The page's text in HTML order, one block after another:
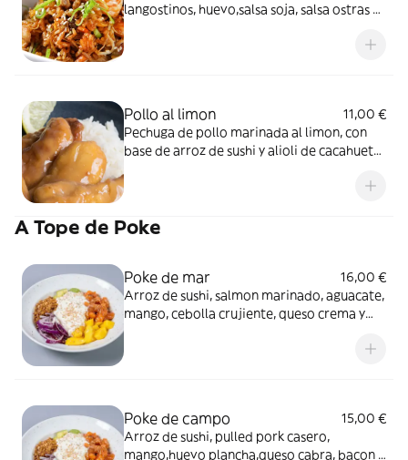
langostinos, huevo,salsa soja, salsa ostras y
Pollo al limon
11,00 €
Pechuga de pollo marinada al limon, con
base de arroz de sushi y alioli de cacahuete
A Tope de Poke
Poke de mar
16,00 €
Arroz de sushi, salmon marinado, aguacate,
mango, cebolla crujiente, queso crema y
Poke de campo
15,00 €
Arroz de sushi, pulled pork casero,
mango,huevo plancha,queso cabra, bacon y